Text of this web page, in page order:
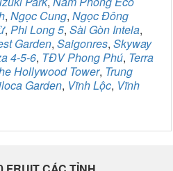
, Ngọc Cung, Ngọc Đông
, Phi Long 5, Sài Gòn Intela,
Garden, Saigonres, Skyway
4-5-6, TĐV Phong Phú, Terra
Hollywood Tower, Trung
Garden, Vĩnh Lộc, Vĩnh